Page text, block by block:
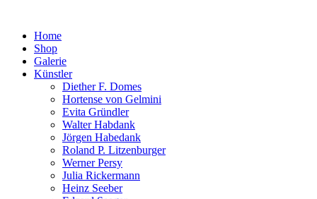
Home
Shop
Galerie
Künstler
Diether F. Domes
Hortense von Gelmini
Evita Gründler
Walter Habdank
Jörgen Habedank
Roland P. Litzenburger
Werner Persy
Julia Rickermann
Heinz Seeber